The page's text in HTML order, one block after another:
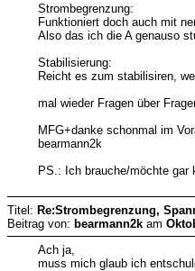
Strombegrenzung:
Funktioniert doch auch mit
Also das ich die A genauso
Stabilisierung:
Reicht es zum stabilisiren,
mal wieder Fragen über
MFG+danke schonmal im
bearmann2k
PS.: Ich brauche/möchte gar
Titel: Re:Strombegrenzung,
Beitrag von: bearmann2k am
Ach ja,
muss mich glaub ich